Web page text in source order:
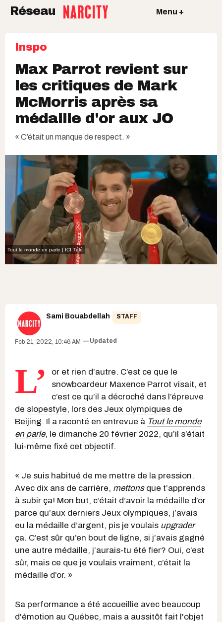
Réseau Menu +
Inspo
Max Parrot revient sur
les critiques de Mark
McMorris après sa
médaille d'or aux JO
« C’était un manque de respect. »
Tout le monde en parle | ICI Télé
Sami Bouabdellah STAFF
Feb 21, 2022, 10:46 AM Updated
L’
or et rien d’autre. C’est ce que le
snowboardeur Maxence Parrot visait, et
c’est ce qu’il a décroché dans l’épreuve
de slopestyle, lors des Jeux olympiques de
Beijing. Il a raconté en entrevue à Tout le monde
en parle, le dimanche 20 février 2022, qu’il s’était
lui-même fixé cet objectif.
« Je suis habitué de me mettre de la pression.
Avec dix ans de carrière, mettonsque t’apprends
à subir ça! Mon but, c’était d’avoir la médaille d’or
parce qu’aux derniers Jeux olympiques, j’avais
eu la médaille d’argent, pis je voulais upgrader
ça. C’est sûr qu’en bout de ligne, si j’avais gagné
une autre médaille, j’aurais-tu été fier? Oui, c’est
sûr, mais ce que je voulais vraiment, c’était la
médaille d’or. »
Sa performance a été accueillie avec beaucoup
d'émotion au Québec, mais a aussitôt fait l'objet